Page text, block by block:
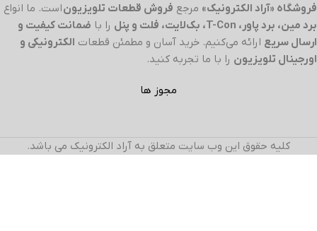
فروشگاه «آراد الکترونیک» مرجع فروش قطعات تلویزیوناست. ما انواع
برد مین، برد پاور، T-Con، بک‌لایت، فلت و پنل
را با ضمانت کیفیت و
ارسال سریع ارائه می‌کنیم. خرید آسان و مطمئن قطعات الکترونیکی و
اورجینال تلویزیون را با ما تجربه کنید.
مجوز ها
کلیه حقوق این وب سایت متعلق به آراد الکترونیک می باشد.